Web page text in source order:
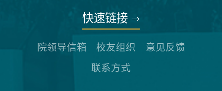
快速链接
院领导信箱 校友组织
意见反馈
联系方式